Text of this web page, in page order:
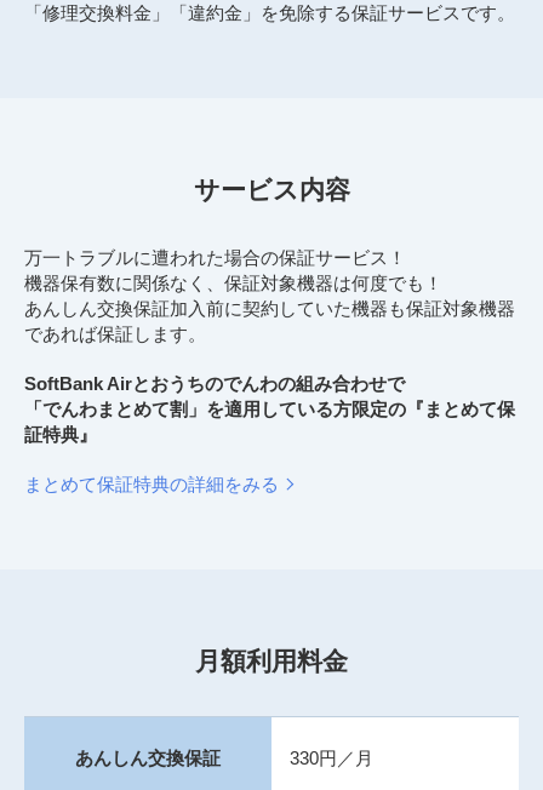
「修理交換料金」「違約金」を免除する保証サービスです。
サービス内容
万一トラブルに遭われた場合の保証サービス！
機器保有数に関係なく、保証対象機器は何度でも！
あんしん交換保証加入前に契約していた機器も保証対象機器
であれば保証します。
SoftBank Airとおうちのでんわの組み合わせで
「でんわまとめて割」を適用している方限定の『まとめて保
証特典』
まとめて保証特典の詳細をみる
月額利用料金
あんしん交換保証 330円／月